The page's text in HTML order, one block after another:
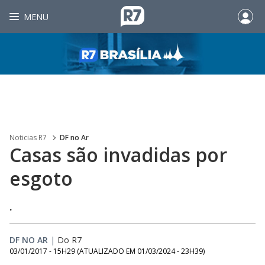
MENU
Noticias R7 DF no Ar
Casas são invadidas por
esgoto
.
DF NO AR | Do R7
03/01/2017 - 15H29 (ATUALIZADO EM 01/03/2024 - 23H39)